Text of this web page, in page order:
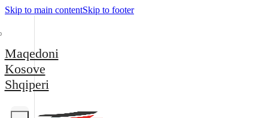
Skip to main contentSkip to footer
Maqedoni
Kosove
Shqiperi